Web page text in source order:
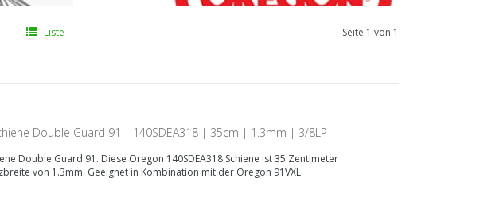
Liste Seite 1 von 1
Double Guard 91 | 140SDEA318 | 35cm | 1.3mm | 3/8LP
Double Guard 91. Diese Oregon 140SDEA318 Schiene ist 35 Zentimeter
von 1.3mm. Geeignet in Kombination mit der Oregon 91VXL